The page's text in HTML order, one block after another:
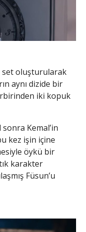
set oluşturularak
aynı dizide bir
iki kopuk
Kemal’in
kez işin içine
öykü bir
karakter
Füsun’u